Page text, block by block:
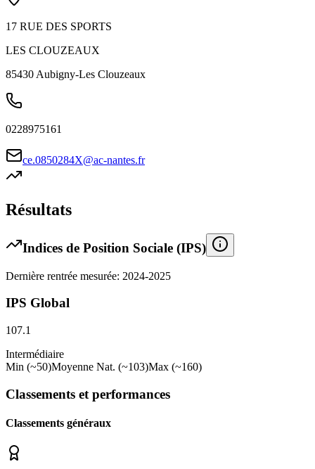
17 RUE DES SPORTS
LES CLOUZEAUX
85430 Aubigny-Les Clouzeaux
0228975161
ce.0850284X@ac-nantes.fr
Résultats
Indices de Position Sociale (IPS)
Dernière rentrée mesurée: 2024-2025
IPS Global
107.1
Intermédiaire
Min (~50)Moyenne Nat. (~103)Max (~160)
Classements et performances
Classements généraux